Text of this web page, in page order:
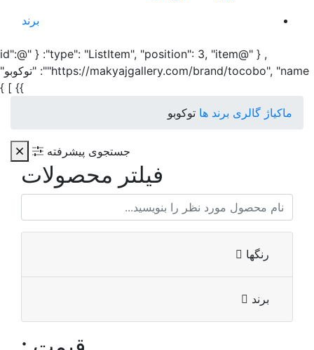
برند
, { "@type": "ListItem", "position": 3, "item": { "@id":
"https://makyajgallery.com/brand/tocobo", "name": "توکوبو"
}} ] }
ماکیاژ گالری برند ها توکوبو
جستجوی پیشرفته
فیلتر محصولات
رنگها
برند